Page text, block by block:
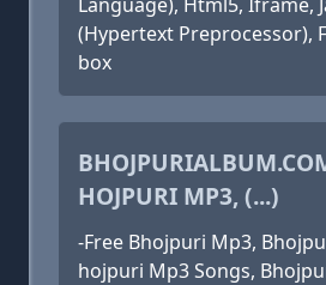
(Hypertext Preprocessor),
box
HOJPURI MP3, (...)
-Free Bhojpuri Mp3,
hojpuri Mp3 Songs,